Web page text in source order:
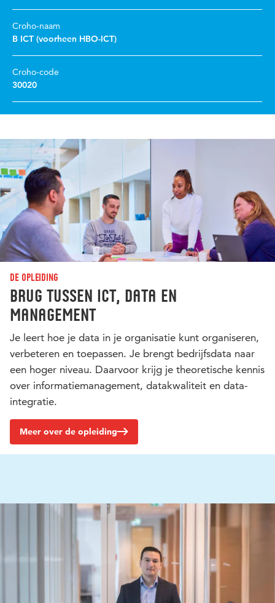
Croho-naam
B ICT (voorheen HBO-ICT)
Croho-code
30020
De opleiding
Brug tussen ICT, data en
management
Je leert hoe je data in je organisatie kunt organiseren,
verbeteren en toepassen. Je brengt bedrijfsdata naar
een hoger niveau. Daarvoor krijg je theoretische kennis
over informatiemanagement, datakwaliteit en data-
integratie.
Meer over de opleiding